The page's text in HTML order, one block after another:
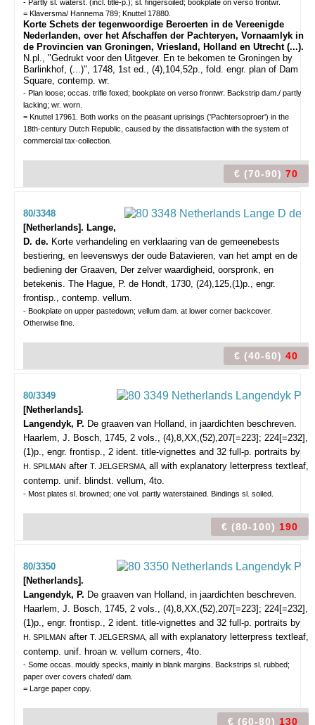
- Partly sl. waterst. (incl. title-p.); sl. fingersoiled; bookplate on verso frontwr.
= Klaversma/ Hannema 789; Knuttel 17880.
Korte Schets der tegenwoordige Beroerten in de Vereenigde
Nederlanden, over het Afschaffen der Pachteryen, Vornaamlyk in
de Provincien van Groningen, Vriesland, Holland en Utrecht (...).
N.pl., "Gedrukt voor den Uitgever. En te bekomen te Groningen by
Barlinkhof, (...)", 1748, 1st ed., (4),104,52p., fold. engr. plan of Dam
Square, contemp. wr.
- Plan loose; occas. trifle foxed; bookplate on verso frontwr. Backstrip dam./ partly
lacking; wr. worn.
= Knuttel 17961. Both works on the peasant uprisings ('Pachtersoproer') in the
18th-century Dutch Republic, caused by the dissatisfaction with the system of
commercial tax-collection.
€ (70-90) 70
80/3348
[Netherlands]. Lange,
D. de. Korte verhandeling en verklaaring van de gemeenebests
bestiering, en leevenswys der oude Batavieren, van het ampt en de
bediening der Graaven, Der zelver waardigheid, oorspronk, en
betekenis. The Hague, P. de Hondt, 1730, (24),125,(1)p., engr.
frontisp., contemp. vellum.
- Bookplate on upper pastedown; vellum dam. at lower corner backcover.
Otherwise fine.
€ (40-60) 40
80/3349
[Netherlands].
Langendyk, P. De graaven van Holland, in jaardichten beschreven.
Haarlem, J. Bosch, 1745, 2 vols., (4),8,XX,(52),207[=223]; 224[=232],
(1)p., engr. frontisp., 2 ident. title-vignettes and 32 full-p. portraits by
H. SPILMAN after T. JELGERSMA, all with explanatory letterpress textleaf,
contemp. unif. blindst. vellum, 4to.
- Most plates sl. browned; one vol. partly waterstained. Bindings sl. soiled.
€ (80-100) 190
80/3350
[Netherlands].
Langendyk, P. De graaven van Holland, in jaardichten beschreven.
Haarlem, J. Bosch, 1745, 2 vols., (4),8,XX,(52),207[=223]; 224[=232],
(1)p., engr. frontisp., 2 ident. title-vignettes and 32 full-p. portraits by
H. SPILMAN after T. JELGERSMA, all with explanatory letterpress textleaf,
contemp. unif. hroan w. vellum corners, 4to.
- Some occas. mouldy specks, mainly in blank margins. Backstrips sl. rubbed;
paper over covers chafed/ dam.
= Large paper copy.
€ (60-80) 130